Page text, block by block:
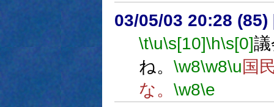
03/05/03 20:28 (85)
\t\u\s[10]\h\s[0]
ね。 \w8\w8\u国
な。 \w8\e